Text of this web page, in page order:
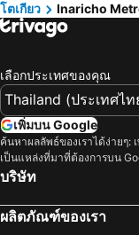
APA Hotel Ueno
HOTEL MYSTAYS Ueno
HOTEL MYSTAYS
โรงแรมเซนจูเรียน อิเ
โรงแรมโอเรียนทัล โตเ
โรงแรมเกรเซอรี่ ชินจูกุ
โรงแรมเอพีเอ เคย์เซย์ อุเอโนะ-
อุเอะโนะ
สถานีชินนากาว่า
Okachimachi Station
สถานีรปปงหงิ
Tokyo Disneyland
Kawaguchiko
Tokyo Metro Station
โตเกียว
Inaricho
เลือกประเทศของคุณ
เพิ่มบน Google
ค้นหาผลลัพธ์ของเราได้ง่ายๆ:
เป็นแหล่งที่มาที่ต้องการบน
บริษัท
ผลิตภัณฑ์ของเรา